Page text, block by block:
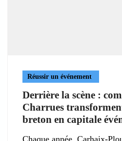
Réussir un événement
Derrière la scène :
Charrues
breton en capitale
Chaque année, Carhaix-